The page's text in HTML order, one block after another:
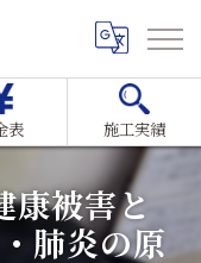
表 施工実績
康被害と
肺炎の原